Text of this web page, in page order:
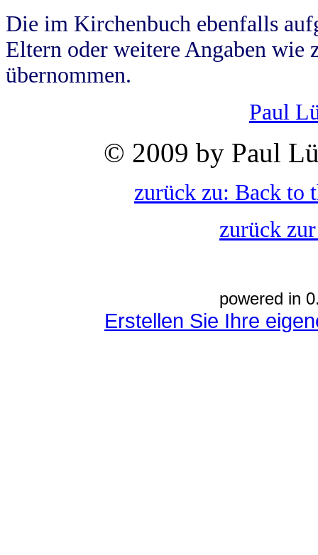
Die im Kirchenbuch ebenfalls
Eltern oder weitere Angaben wie
übernommen.
Paul
© 2009 by Paul
zurück zu: Back to
zurück
powered in
Erstellen Sie Ihre